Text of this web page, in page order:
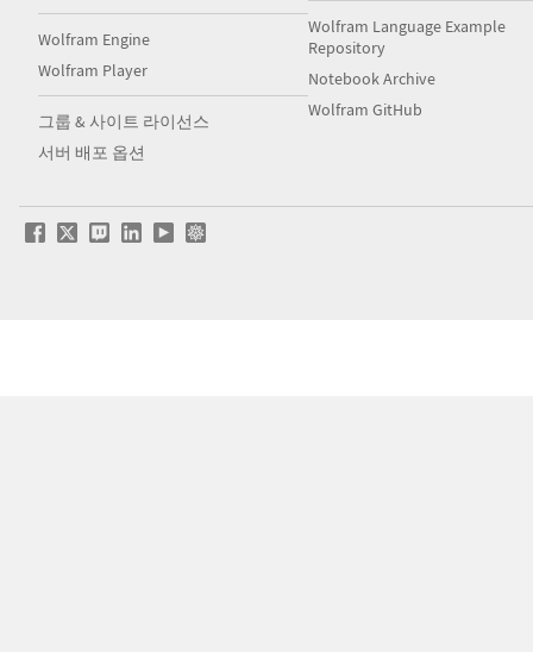
Wolfram Engine
Wolfram Player
그룹 & 사이트 라이선스
서버 배포 옵션
Wolfram Language Example
Repository
Notebook Archive
Wolfram GitHub